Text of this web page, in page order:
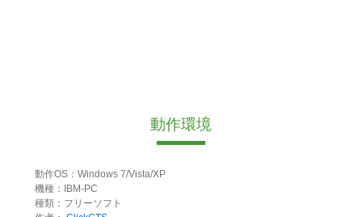
動作環境
動作OS：Windows 7/Vista/XP
機種：IBM-PC
種類：フリーソフト